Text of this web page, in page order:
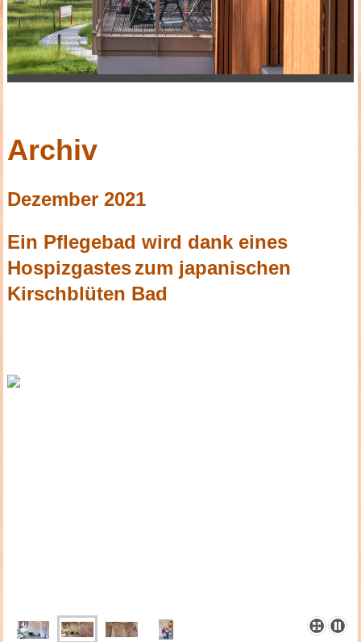
Archiv
Dezember 2021
Ein Pflegebad wird dank eines
Hospizgasteszum japanischen
Kirschblüten Bad